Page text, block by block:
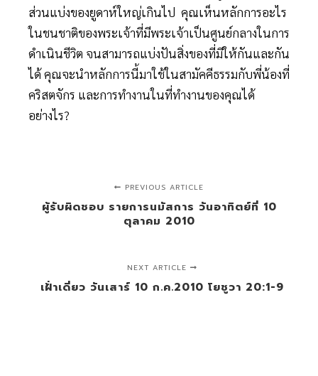
ส่วนแบ่งของยูดาห์ใหญ่เกินไป คุณเห็นหลักการอะไร
ในชนชาติของพระเจ้าที่มีพระเจ้าเป็นศูนย์กลางในการ
ดำเนินชีวิต จนสามารถแบ่งปันสิ่งของที่มีให้กันและกัน
ได้ คุณจะนำหลักการนี้มาใช้ในสามัคคีธรรมกับพี่น้องที่
คริสตจักร และการทำงานในที่ทำงานของคุณได้
อย่างไร?
PREVIOUS ARTICLE
ผู้รับผิดชอบ รายการนมัสการ วันอาทิตย์ที่ 10
ตุลาคม 2010
NEXT ARTICLE
เฝ้่าเดี่ยว วันเสาร์ 10 ก.ค.2010 โยชูวา 20:1-9